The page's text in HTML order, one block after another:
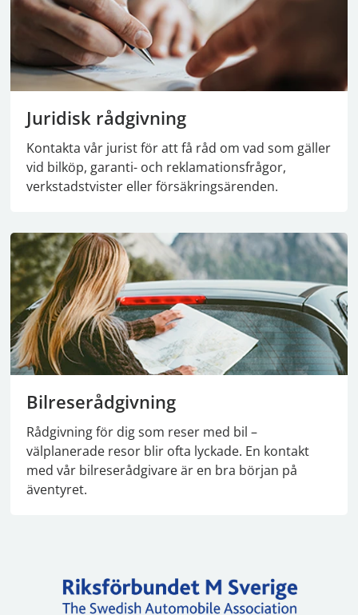
Juridisk rådgivning
Kontakta vår jurist för att få råd om vad som gäller
vid bilköp, garanti- och reklamationsfrågor,
verkstadstvister eller försäkringsärenden.
Bilreserådgivning
Rådgivning för dig som reser med bil –
välplanerade resor blir ofta lyckade. En kontakt
med vår bilreserådgivare är en bra början på
äventyret.